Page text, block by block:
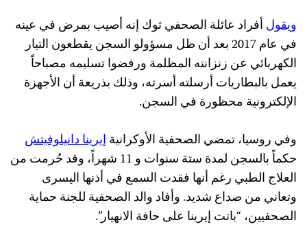
ويقول أفراد عائلة الصحفي ثوك إنه أصيب بمرض في عينه
في عام 2017 بعد أن ظل مسؤولو السجن يقطعون التيار
الكهربائي عن زنزانته المظلمة ورفضوا تسليمه مصباحاً
يعمل بالبطاريات أرسلته أسرته، وذلك بذريعة أن الأجهزة
الإلكترونية محظورة في السجن.
وفي روسيا، تمضي الصحفية الأوكرانية إيرينا دانيلوفيتش
حكماً بالسجن لمدة ستة سنوات و 11 شهراً، وقد حُرمت من
العلاج الطبي رغم أنها فقدت السمع في أذنها اليسرى
وتعاني من صداع شديد. وأفاد والد الصحفية للجنة حماية
الصحفيين، “باتت إيرينا على حافة الانهيار”.